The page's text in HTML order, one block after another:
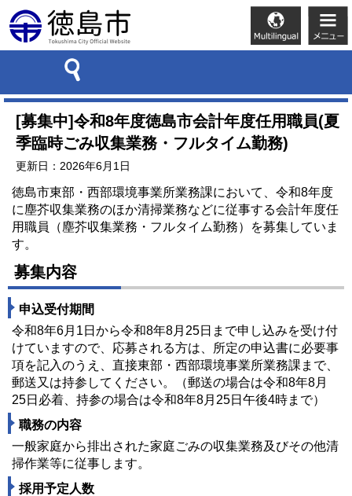
[募集中]令和8年度徳島市会計年度任用職員(夏
季臨時ごみ収集業務・フルタイム勤務)
更新日：2026年6月1日
徳島市東部・西部環境事業所業務課において、令和8年度
に塵芥収集業務のほか清掃業務などに従事する会計年度任
用職員（塵芥収集業務・フルタイム勤務）を募集していま
す。
募集内容
申込受付期間
令和8年6月1日から令和8年8月25日まで申し込みを受け付
けていますので、応募される方は、所定の申込書に必要事
項を記入のうえ、直接東部・西部環境事業所業務課まで、
郵送又は持参してください。（郵送の場合は令和8年8月
25日必着、持参の場合は令和8年8月25日午後4時まで）
職務の内容
一般家庭から排出された家庭ごみの収集業務及びその他清
掃作業等に従事します。
採用予定人数